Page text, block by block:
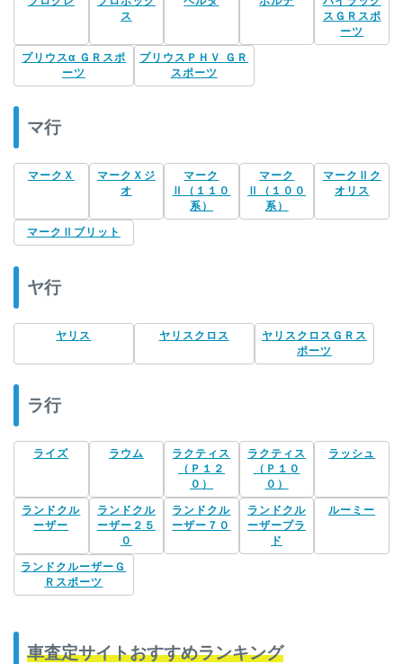
ス
スＧＲスポ
ーツ
プリウスα ＧＲスポ
ーツ
プリウスＰＨＶ ＧＲ
スポーツ
マ行
マークＸ
マークＸジ
オ
マーク
Ⅱ（１１０
系）
マーク
Ⅱ（１００
系）
マークⅡク
オリス
マークⅡブリット
ヤ行
ヤリス ヤリスクロス
ヤリスクロスＧＲス
ポーツ
ラ行
ライズ ラウム
ラクティス
（Ｐ１２
０）
ラクティス
（Ｐ１０
０）
ラッシュ
ランドクル
ーザー
ランドクル
ーザー２５
０
ランドクル
ーザー７０
ランドクル
ーザープラ
ド
ルーミー
ランドクルーザーＧ
Ｒスポーツ
車査定サイトおすすめランキング